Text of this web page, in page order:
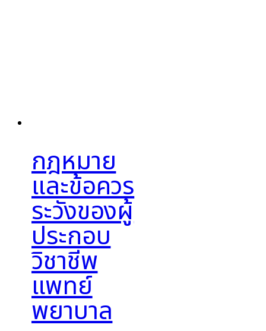
กฎหมาย
และข้อควร
ระวังของผู้
ประกอบ
วิชาชีพ
แพทย์
พยาบาล